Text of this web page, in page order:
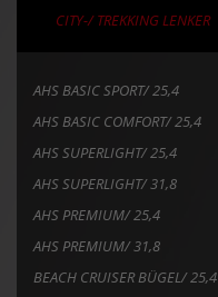
CITY-/ TREKKING LENKER
AHS BASIC SPORT/ 25,4
AHS BASIC COMFORT/ 25,4
AHS SUPERLIGHT/ 25,4
AHS SUPERLIGHT/ 31,8
AHS PREMIUM/ 25,4
AHS PREMIUM/ 31,8
BEACH CRUISER BÜGEL/ 25,4